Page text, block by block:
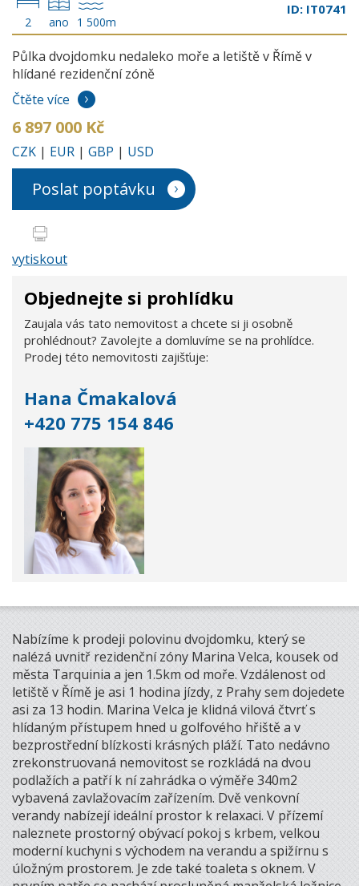
2 ano 1 500m
ID: IT0741
Půlka dvojdomku nedaleko moře a letiště v Římě v
hlídané rezidenční zóně
Čtěte více
6 897 000 Kč
CZK | EUR | GBP | USD
Poslat poptávku
vytiskout
Objednejte si prohlídku
Zaujala vás tato nemovitost a chcete si ji osobně
prohlédnout? Zavolejte a domluvíme se na prohlídce.
Prodej této nemovitosti zajišťuje:
Hana Čmakalová
+420 775 154 846
Nabízíme k prodeji polovinu dvojdomku, který se
nalézá uvnitř rezidenční zóny Marina Velca, kousek od
města Tarquinia a jen 1.5km od moře. Vzdálenost od
letiště v Římě je asi 1 hodina jízdy, z Prahy sem dojedete
asi za 13 hodin. Marina Velca je klidná vilová čtvrť s
hlídaným přístupem hned u golfového hřiště a v
bezprostřední blízkosti krásných pláží. Tato nedávno
zrekonstruovaná nemovitost se rozkládá na dvou
podlažích a patří k ní zahrádka o výměře 340m2
vybavená zavlažovacím zařízením. Dvě venkovní
verandy nabízejí ideální prostor k relaxaci. V přízemí
naleznete prostorný obývací pokoj s krbem, velkou
moderní kuchyni s východem na verandu a spižírnu s
úložným prostorem. Je zde také toaleta s oknem. V